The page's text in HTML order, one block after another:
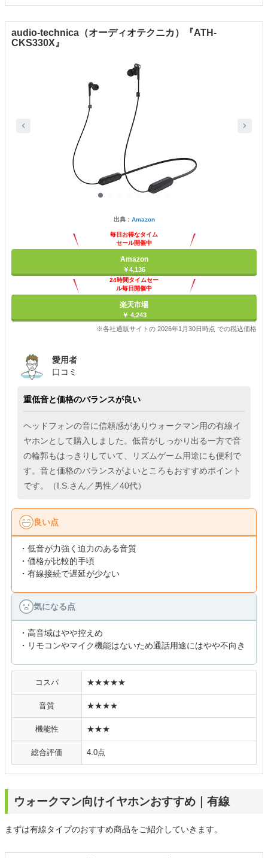
audio-technica（オーディオテクニカ）『ATH-
CKS330X』
出典： Amazon
毎日お得なタイム
セール開催中
Amazon
￥4,136
24時間タイムセー
ル毎日開催中
楽天市場
￥ 4,243
※各社通販サイトの 2026年1月30日時点 での税込価格
愛用者
口コミ
重低音と価格のバランスが良い
ヘッドフォンの音に信頼感がありウォークマン用の有線イ
ヤホンとして購入しました。低音がしっかり出る一方で音
の輪郭もはっきりしていて、リズムゲーム用途にも便利で
す。音と価格のバランスがよいところもおすすめポイント
です。（I.S.さん／男性／40代）
良い点
・低音が力強く迫力のある音質
・価格が比較的手頃
・有線接続で遅延が少ない
気になる点
・高音域はやや控えめ
・リモコンやマイク機能はないため通話用途にはやや不向き
コスパ ★★★★★
音質 ★★★★
機能性 ★★★
総合評価 4.0点
ウォークマン向けイヤホンおすすめ｜有線
まずは有線タイプのおすすめ商品をご紹介していきます。